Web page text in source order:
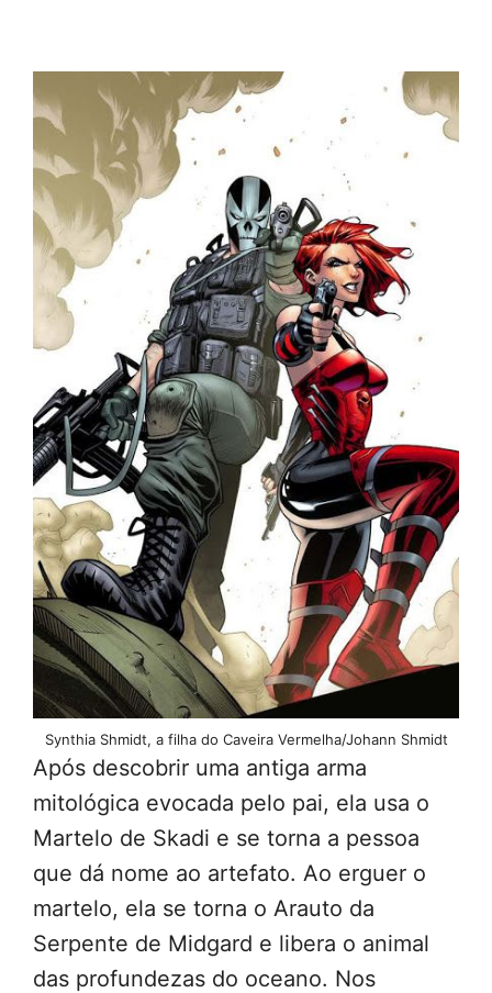
Synthia Shmidt, a filha do Caveira Vermelha/Johann Shmidt
Após descobrir uma antiga arma
mitológica evocada pelo pai, ela usa o
Martelo de Skadi e se torna a pessoa
que dá nome ao artefato. Ao erguer o
martelo, ela se torna o Arauto da
Serpente de Midgard e libera o animal
das profundezas do oceano. Nos